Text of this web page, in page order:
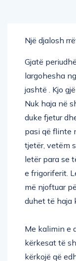
Një djalosh
Gjatë
largohesha
jashtë . Kjo
Nuk haja në
duke fjetur
pasi që flinte
tjetër, vetëm
letër para se
e frigoriferit.
më njoftuar
duhet të haja
Me kalimin e
kërkesat të
kërkojë që